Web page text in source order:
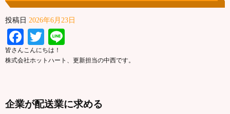
投稿日 2026年6月23日
Facebook
Twitter
皆さんこんにちは！
株式会社ホットハート、更新担当の中西です。
企業が配送業に求める